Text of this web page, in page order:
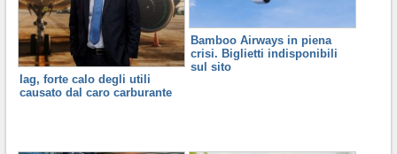
Iag, forte calo degli utili
causato dal caro carburante
Bamboo Airways in piena
crisi. Biglietti indisponibili
sul sito